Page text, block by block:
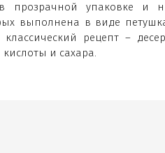
прозрачной упаковке и
выполнена в виде
рецепт –
и сахара.